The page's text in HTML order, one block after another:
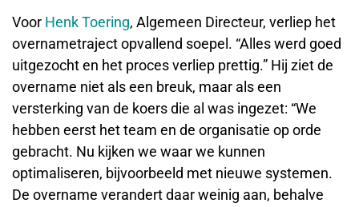
Voor Henk Toering, Algemeen Directeur, verliep het
overnametraject opvallend soepel. “Alles werd goed
uitgezocht en het proces verliep prettig.” Hij ziet de
overname niet als een breuk, maar als een
versterking van de koers die al was ingezet: “We
hebben eerst het team en de organisatie op orde
gebracht. Nu kijken we waar we kunnen
optimaliseren, bijvoorbeeld met nieuwe systemen.
De overname verandert daar weinig aan, behalve